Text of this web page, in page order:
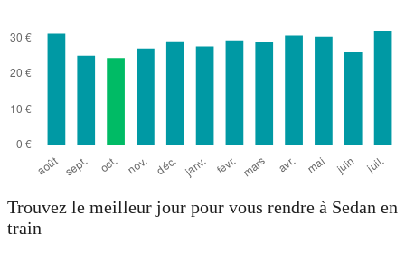
Trouvez le meilleur jour pour vous rendre à Sedan en
train